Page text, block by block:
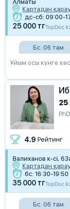
Алматы
Картадан
дс-сб: 09:00-
25 000 тг
Бс. 06 там.
Ұйым осы күнге
PhD
4.9 Рейтинг
Валиханов к-сі,
Картадан
бс: 16:30-19:50
35 000 тг
Бс. 06 там.